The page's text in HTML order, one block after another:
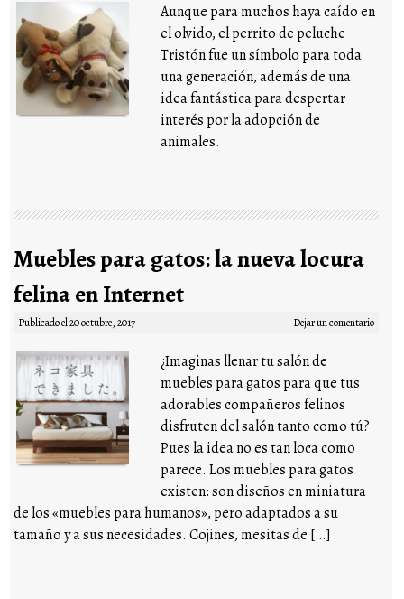
Aunque para muchos haya caído en
el olvido, el perrito de peluche
Tristón fue un símbolo para toda
una generación, además de una
idea fantástica para despertar
interés por la adopción de
animales.
Muebles para gatos: la nueva locura
felina en Internet
Publicado el20 octubre, 2017 Dejar un comentario
¿Imaginas llenar tu salón de
muebles para gatos para que tus
adorables compañeros felinos
disfruten del salón tanto como tú?
Pues la idea no es tan loca como
parece. Los muebles para gatos
existen: son diseños en miniatura
de los «muebles para humanos», pero adaptados a su
tamaño y a sus necesidades. Cojines, mesitas de […]